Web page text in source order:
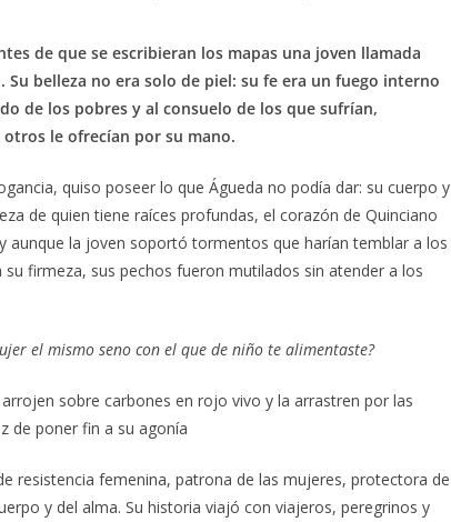
de que se escribieran los mapas una joven llamada
Su belleza no era solo de piel: su fe era un fuego interno
de los pobres y al consuelo de los que sufrían,
le ofrecían por su mano.
quiso poseer lo que Águeda no podía dar: su cuerpo y
de quien tiene raíces profundas, el corazón de Quinciano
aunque la joven soportó tormentos que harían temblar a los
firmeza, sus pechos fueron mutilados sin atender a los
el mismo seno con el que de niño te alimentaste?
sobre carbones en rojo vivo y la arrastren por las
de poner fin a su agonía
resistencia femenina, patrona de las mujeres, protectora de
y del alma. Su historia viajó con viajeros, peregrinos y